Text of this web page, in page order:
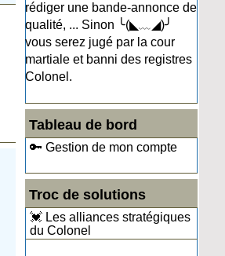
rédiger une bande-annonce de
qualité, ... Sinon ╰(◣﹏◢)╯
vous serez jugé par la cour
martiale et banni des registres
Colonel.
Tableau de bord
🔑 Gestion de mon compte
Troc de solutions
💓 Les alliances stratégiques
du Colonel